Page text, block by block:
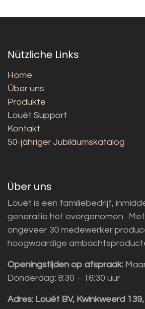
Nützliche Links
Home
Über uns
Produkte
Louët Support
Kontakt
50-jähriger Jubiläumskatalog
Über uns
Louët is een familiebedrijf,
generatie het overgenomen.
ongeveer 30 medewerker
hoogwaardige
Openingstijden op afspraak:
Donderdag: 8:30 – 16:30 uur
Adres: Louët BV, Kwinkweerd